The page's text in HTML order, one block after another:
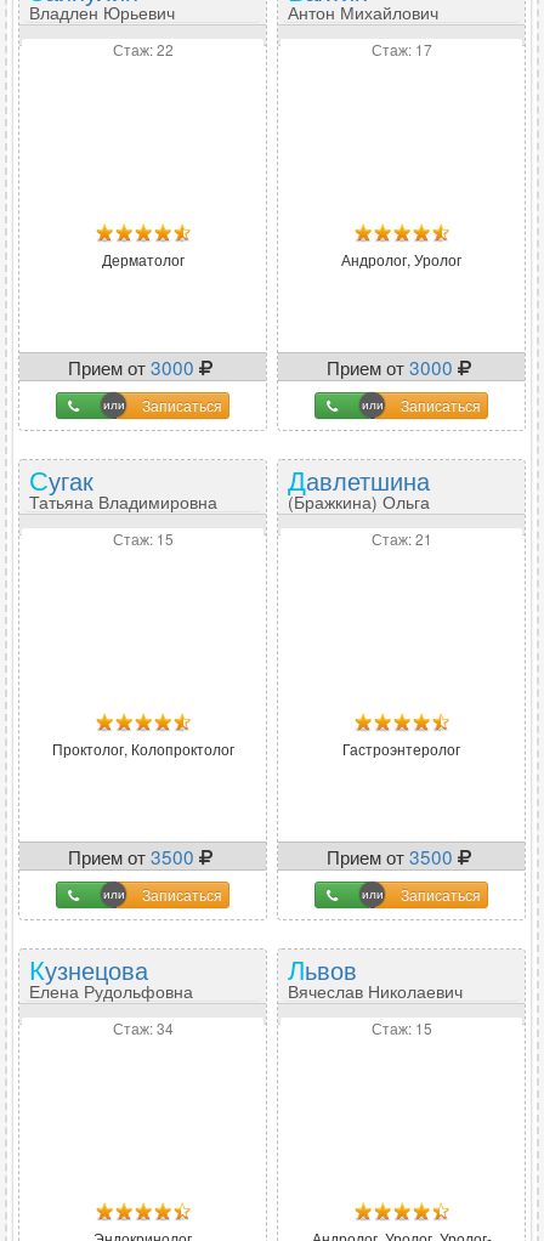
Владлен Юрьевич
Стаж: 22
Дерматолог
Прием от3000
Записаться
Антон Михайлович
Стаж: 17
Андролог, Уролог
Прием от3000
Записаться
Сугак
Татьяна Владимировна
Стаж: 15
Проктолог, Колопроктолог
Прием от3500
Записаться
Давлетшина
(Бражкина) Ольга
Анатольевна
Стаж: 21
Гастроэнтеролог
Прием от3500
Записаться
Кузнецова
Елена Рудольфовна
Стаж: 34
Львов
Вячеслав Николаевич
Стаж: 15